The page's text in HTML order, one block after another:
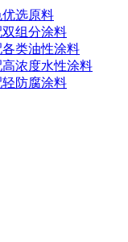
选原料
组分涂料
类油性涂料
浓度水性涂料
防腐涂料